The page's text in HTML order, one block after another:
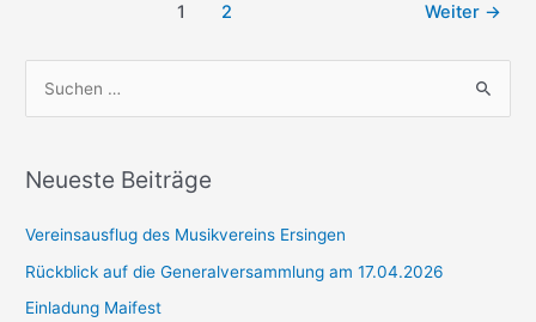
Beiträge
1 2 Weiter →
h
n
n
a
Neueste Beiträge
Vereinsausflug des Musikvereins Ersingen
Rückblick auf die Generalversammlung am 17.04.2026
Einladung Maifest